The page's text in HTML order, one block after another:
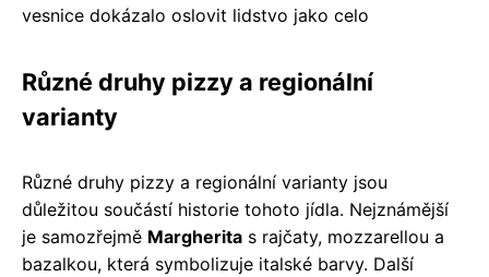
vesnice dokázalo oslovit lidstvo jako celo
Různé druhy pizzy a regionální
varianty
Různé druhy pizzy a regionální varianty jsou
důležitou součástí historie tohoto jídla. Nejznámější
je samozřejmě Margherita s rajčaty, mozzarellou a
bazalkou, která symbolizuje italské barvy. Další